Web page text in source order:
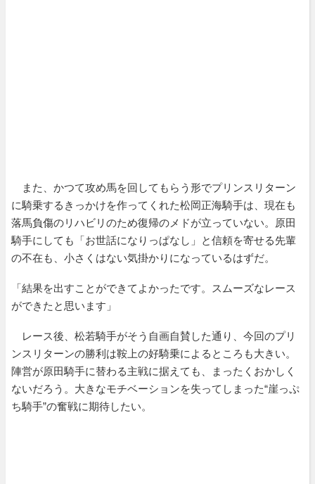
また、かつて攻め馬を回してもらう形でプリンスリターン
に騎乗するきっかけを作ってくれた松岡正海騎手は、現在も
落馬負傷のリハビリのため復帰のメドが立っていない。原田
騎手にしても「お世話になりっぱなし」と信頼を寄せる先輩
の不在も、小さくはない気掛かりになっているはずだ。
「結果を出すことができてよかったです。スムーズなレース
ができたと思います」
レース後、松若騎手がそう自画自賛した通り、今回のプリ
ンスリターンの勝利は鞍上の好騎乗によるところも大きい。
陣営が原田騎手に替わる主戦に据えても、まったくおかしく
ないだろう。大きなモチベーションを失ってしまった“崖っぷ
ち騎手”の奮戦に期待したい。